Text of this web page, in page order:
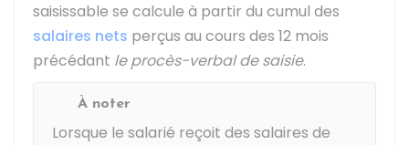
saisissable se calcule à partir du cumul des
salaires nets perçus au cours des 12 mois
précédant le procès-verbal de saisie.
À noter
Lorsque le salarié reçoit des salaires de